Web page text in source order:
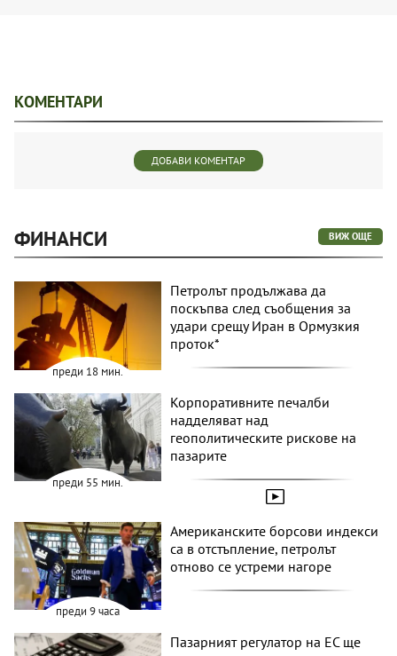
КОМЕНТАРИ
ДОБАВИ КОМЕНТАР
ФИНАНСИ ВИЖ ОЩЕ
преди 18 мин.
Петролът продължава да
поскъпва след съобщения за
удари срещу Иран в Ормузкия
проток*
преди 55 мин.
Корпоративните печалби
надделяват над
геополитическите рискове на
пазарите
преди 9 часа
Американските борсови индекси
са в отстъпление, петролът
отново се устреми нагоре
Пазарният регулатор на ЕС ще